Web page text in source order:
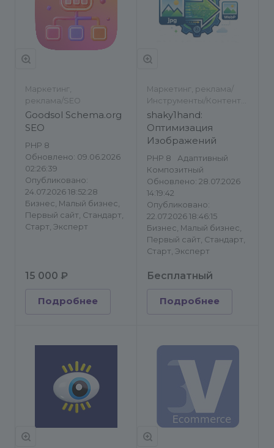
Маркетинг,
реклама/SEO
Goodsol Schema.org
SEO
PHP 8
Обновлено: 09.06.2026
02:26:39
Опубликовано:
24.07.2026 18:52:28
Бизнес, Малый бизнес,
Первый сайт, Стандарт,
Старт, Эксперт
15 000 ₽
Подробнее
Маркетинг, реклама/
Инструменты/Контент-
менеджеру/SEO
shaky1hand:
Оптимизация
Изображений
PHP 8
Адаптивный
Композитный
Обновлено: 28.07.2026
14:19:42
Опубликовано:
22.07.2026 18:46:15
Бизнес, Малый бизнес,
Первый сайт, Стандарт,
Старт, Эксперт
Бесплатный
Подробнее